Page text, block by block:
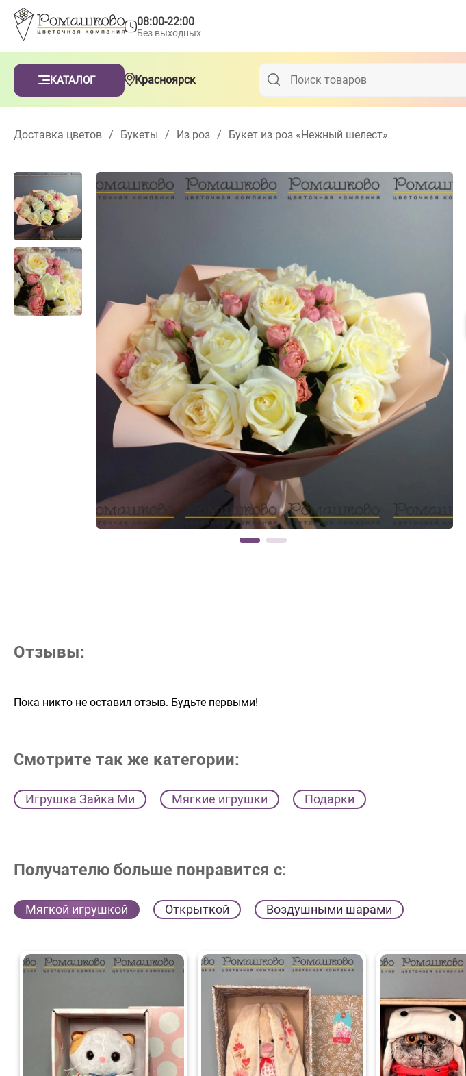
08:00-22:00
Без выходных
КАТАЛОГ Красноярск
Доставка цветов / Букеты / Из роз / Букет из роз «Нежный шелест»
Отзывы:
Пока никто не оставил отзыв. Будьте первыми!
Смотрите так же категории:
Игрушка Зайка Ми Мягкие игрушки Подарки
Получателю больше понравится с:
Мягкой игрушкой Открыткой Воздушными шарами